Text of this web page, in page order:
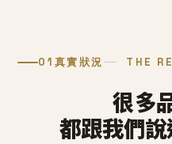
01 真實狀況 THE
很多
都跟我們